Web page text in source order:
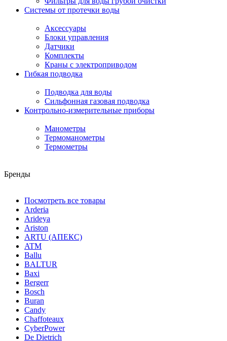
Системы от протечки воды
Аксессуары
Блоки управления
Датчики
Комплекты
Краны с электроприводом
Гибкая подводка
Подводка для воды
Сильфонная газовая подводка
Контрольно-измерительные приборы
Манометры
Термоманометры
Термометры
Бренды
Посмотреть все товары
Arderia
Arideya
Ariston
ARTU (АПЕКС)
ATM
Ballu
BALTUR
Baxi
Bergerr
Bosch
Buran
Candy
Chaffoteaux
CyberPower
De Dietrich